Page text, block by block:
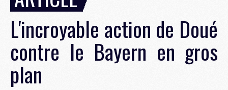
L'incroyable action de Doué
contre le Bayern en gros
plan